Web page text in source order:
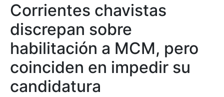
Corrientes chavistas
discrepan sobre
habilitación a MCM, pero
coinciden en impedir su
candidatura